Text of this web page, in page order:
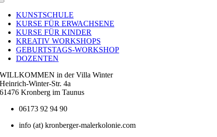
Toggle
NavigationKUNSTSCHULE
KURSE FÜR ERWACHSENE
KURSE FÜR KINDER
KREATIV WORKSHOPS
GEBURTSTAGS-WORKSHOP
DOZENTEN
WILLKOMMEN in der Villa Winter
Heinrich-Winter-Str. 4a
61476 Kronberg im Taunus
06173 92 94 90
info (at) kronberger-malerkolonie.com